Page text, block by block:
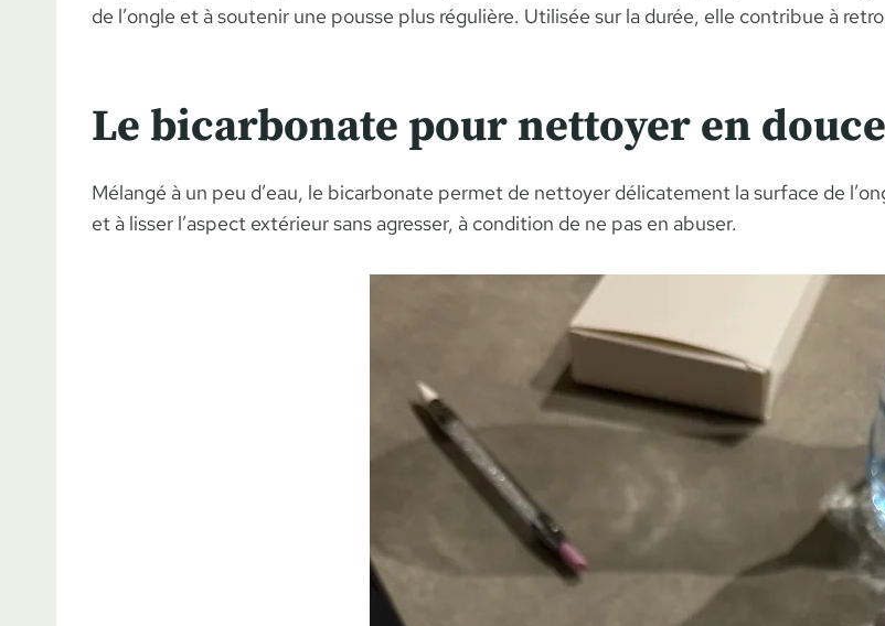
de l’ongle et à soutenir une pousse plus régulière. Utilisée sur la durée, elle contribue à
Le bicarbonate pour nettoyer en
Mélangé à un peu d’eau, le bicarbonate permet de nettoyer délicatement la surface de
et à lisser l’aspect extérieur sans agresser, à condition de ne pas en abuser.